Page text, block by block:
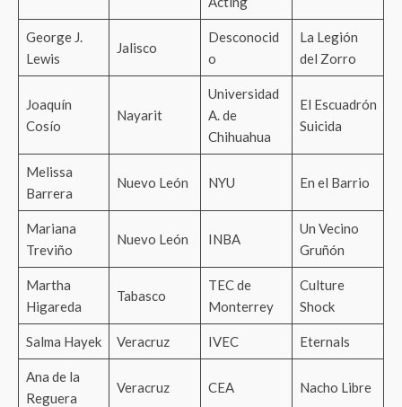
George J.
Lewis
Jalisco
Desconocid
o
La Legión
del Zorro
Joaquín
Cosío
Nayarit
Universidad
A. de
Chihuahua
El Escuadrón
Suicida
Melissa
Barrera
Nuevo León NYU En el Barrio
Mariana
Treviño
Nuevo León INBA
Un Vecino
Gruñón
Martha
Higareda
Tabasco
TEC de
Monterrey
Culture
Shock
Salma Hayek Veracruz IVEC Eternals
Ana de la
Reguera
Veracruz CEA Nacho Libre